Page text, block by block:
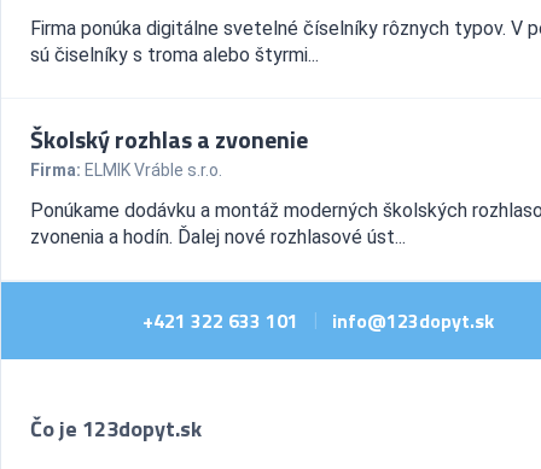
Firma ponúka digitálne svetelné číselníky rôznych typov. V
sú čiselníky s troma alebo štyrmi...
Školský rozhlas a zvonenie
Firma: ELMIK Vráble s.r.o.
Ponúkame dodávku a montáž moderných školských
zvonenia a hodín. Ďalej nové rozhlasové úst...
+421 322 633 101 | info@123dopyt.sk
Čo je 123dopyt.sk